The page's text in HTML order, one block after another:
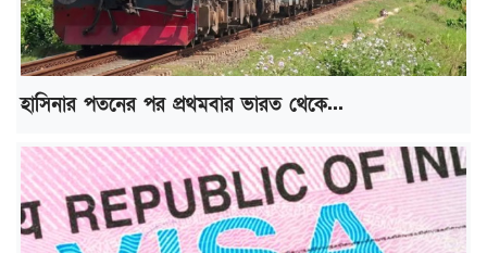
হাসিনার পতনের পর প্রথমবার ভারত থেকে...